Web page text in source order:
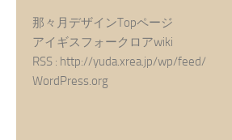
那々月デザインTopページ
アイギスフォークロアwiki
RSS : http://yuda.xrea.jp/wp/feed/
WordPress.org